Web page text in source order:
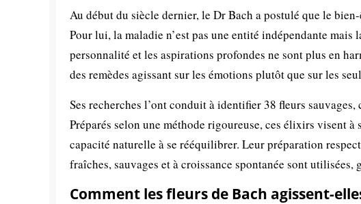
Au début du siècle dernier, le Dr Bach a postulé que le
Pour lui, la maladie n’est pas une entité indépendante
personnalité et les aspirations profondes ne sont plus en
des remèdes agissant sur les émotions plutôt que sur les
Ses recherches l’ont conduit à identifier 38 fleurs
Préparés selon une méthode rigoureuse, ces élixirs visent
capacité naturelle à se rééquilibrer. Leur préparation
fraîches, sauvages et à croissance spontanée sont utilisées,
Comment les fleurs de Bach agissent-